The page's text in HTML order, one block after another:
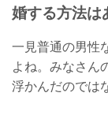
婚する方法は
一見普通の男性
よね。みなさん
浮かんだのでは